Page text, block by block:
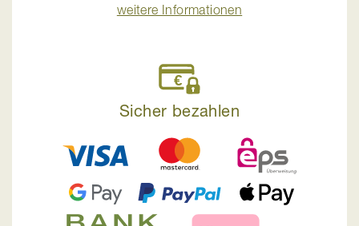
weitere Informationen
Sicher bezahlen